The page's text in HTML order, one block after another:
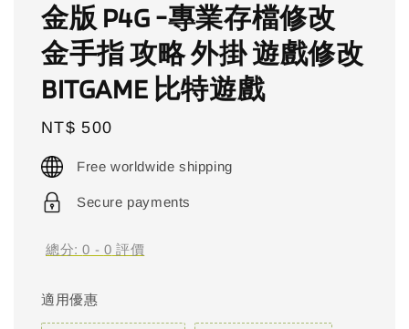
金版 P4G -專業存檔修改
金手指 攻略 外掛 遊戲修改
BITGAME 比特遊戲
Regular
price
NT$ 500
Free worldwide shipping
Secure payments
總分:0 - 0 評價
適用優惠